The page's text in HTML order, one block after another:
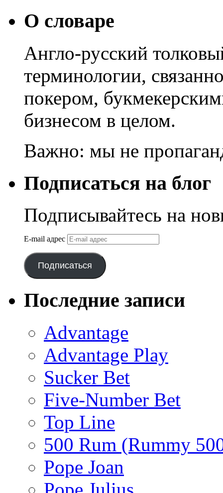
О словаре
Англо-русский
терминологии,
покером,
бизнесом в целом.
Важно: мы не
Подписаться на блог
Подписывайтесь на
E-mail адрес
Подписаться
Последние записи
Advantage
Advantage Play
Sucker Bet
Five-Number Bet
Top Line
500 Rum (Rummy
Pope Joan